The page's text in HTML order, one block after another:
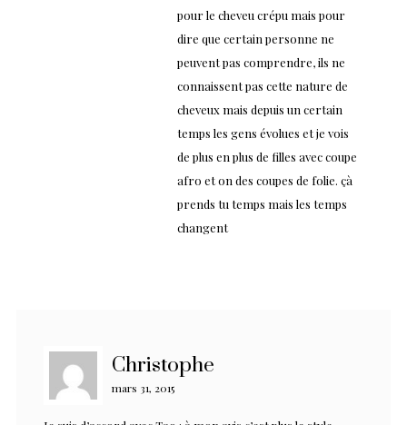
pour le cheveu crépu mais pour
dire que certain personne ne
peuvent pas comprendre, ils ne
connaissent pas cette nature de
cheveux mais depuis un certain
temps les gens évolues et je vois
de plus en plus de filles avec coupe
afro et on des coupes de folie. çà
prends tu temps mais les temps
changent
Christophe
mars 31, 2015